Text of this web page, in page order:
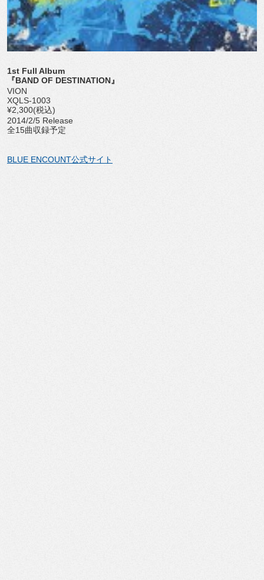
1st Full Album
『BAND OF DESTINATION』
VION
XQLS-1003
¥2,300(税込)
2014/2/5 Release
全15曲収録予定
BLUE ENCOUNT公式サイト